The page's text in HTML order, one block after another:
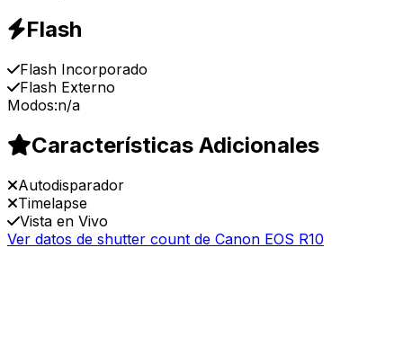
Flash
Flash Incorporado
Flash Externo
Modos:n/a
Características Adicionales
Autodisparador
Timelapse
Vista en Vivo
Ver datos de shutter count de Canon EOS R10